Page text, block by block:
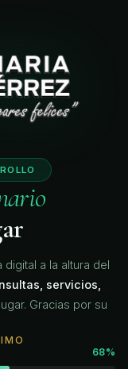
a la altura del
servicios,
Gracias por su
68%